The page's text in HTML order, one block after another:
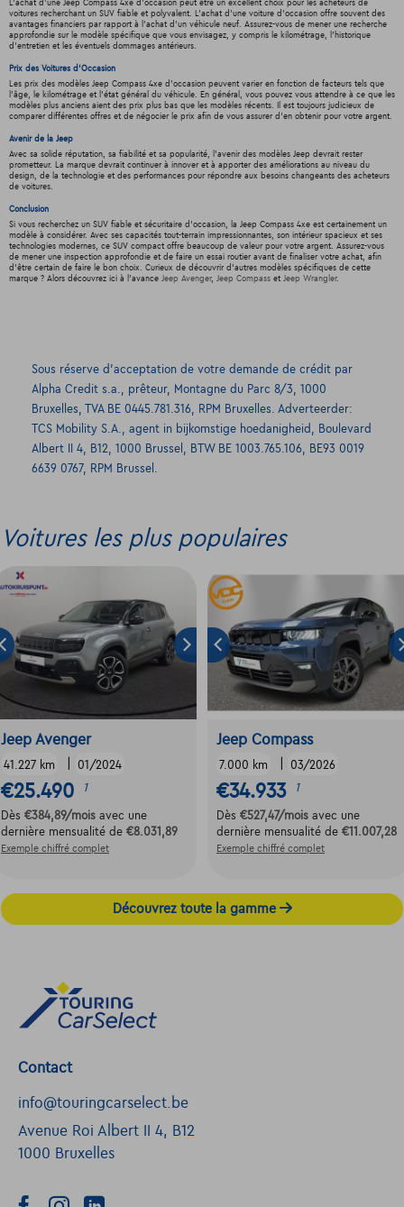
L'achat d'une Jeep Compass 4xe d'occasion peut être un excellent choix pour les acheteurs de
voitures recherchant un SUV fiable et polyvalent. L'achat d'une voiture d'occasion offre souvent des
avantages financiers par rapport à l'achat d'un véhicule neuf. Assurez-vous de mener une recherche
approfondie sur le modèle spécifique que vous envisagez, y compris le kilométrage, l'historique
d'entretien et les éventuels dommages antérieurs.
Prix des Voitures d'Occasion
Les prix des modèles Jeep Compass 4xe d'occasion peuvent varier en fonction de facteurs tels que
l'âge, le kilométrage et l'état général du véhicule. En général, vous pouvez vous attendre à ce que les
modèles plus anciens aient des prix plus bas que les modèles récents. Il est toujours judicieux de
comparer différentes offres et de négocier le prix afin de vous assurer d'en obtenir pour votre argent.
Avenir de la Jeep
Avec sa solide réputation, sa fiabilité et sa popularité, l'avenir des modèles Jeep devrait rester
prometteur. La marque devrait continuer à innover et à apporter des améliorations au niveau du
design, de la technologie et des performances pour répondre aux besoins changeants des acheteurs
de voitures.
Conclusion
Si vous recherchez un SUV fiable et sécuritaire d'occasion, la Jeep Compass 4xe est certainement un
modèle à considérer. Avec ses capacités tout-terrain impressionnantes, son intérieur spacieux et ses
technologies modernes, ce SUV compact offre beaucoup de valeur pour votre argent. Assurez-vous
de mener une inspection approfondie et de faire un essai routier avant de finaliser votre achat, afin
d'être certain de faire le bon choix. Curieux de découvrir d'autres modèles spécifiques de cette
marque ? Alors découvrez ici à l'avance Jeep Avenger, Jeep Compasset Jeep Wrangler.
Sous réserve d’acceptation de votre demande de crédit par
Alpha Credit s.a., prêteur, Montagne du Parc 8/3, 1000
Bruxelles, TVA BE 0445.781.316, RPM Bruxelles. Adverteerder:
TCS Mobility S.A., agent in bijkomstige hoedanigheid, Boulevard
Albert II 4, B12, 1000 Brussel, BTW BE 1003.765.106, BE93 0019
6639 0767, RPM Brussel.
Voitures les plus populaires
Jeep Avenger
41.227 km 01/2024
€25.490 1
Dès €384,89/mois avec une
dernière mensualité de €8.031,89
Exemple chiffré complet
Jeep Compass
7.000 km 03/2026
€34.933 1
Dès €527,47/mois avec une
dernière mensualité de €11.007,28
Exemple chiffré complet
Découvrez toute la gamme
Contact
info@touringcarselect.be
Avenue Roi Albert II 4, B12
1000 Bruxelles